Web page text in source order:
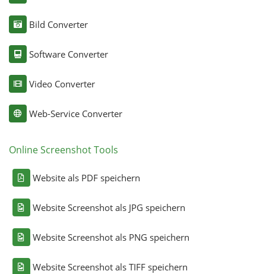
Bild Converter
Software Converter
Video Converter
Web-Service Converter
Online Screenshot Tools
Website als PDF speichern
Website Screenshot als JPG speichern
Website Screenshot als PNG speichern
Website Screenshot als TIFF speichern